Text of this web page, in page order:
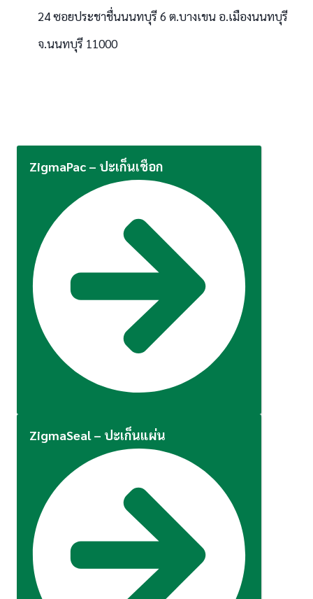
24 ซอยประชาชื่นนนทบุรี 6 ต.บางเขน อ.เมืองนนทบุรี
จ.นนทบุรี 11000
ZigmaPac – ปะเก็นเชือก
ZigmaSeal – ปะเก็นแผ่น